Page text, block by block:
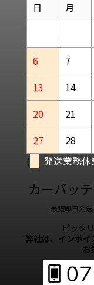
日 月
6
7
13
14
20
21
27
28
(
発送業務休
カーバッ
最短即日発
ピッタ
弊社は、インボイ
お